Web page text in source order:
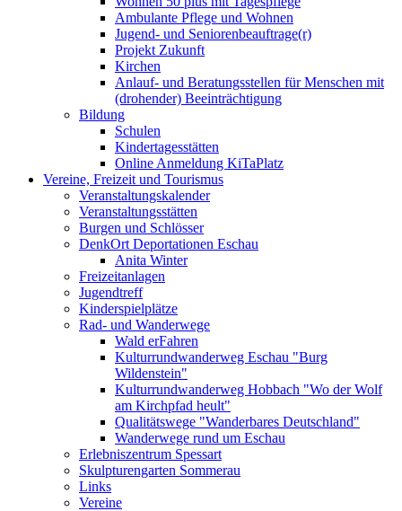
Ambulante Pflege und Wohnen
Jugend- und Seniorenbeauftrage(r)
Projekt Zukunft
Kirchen
Anlauf- und Beratungsstellen für Menschen mit
(drohender) Beeinträchtigung
Bildung
Schulen
Kindertagesstätten
Online Anmeldung KiTaPlatz
Vereine, Freizeit und Tourismus
Veranstaltungskalender
Veranstaltungsstätten
Burgen und Schlösser
DenkOrt Deportationen Eschau
Anita Winter
Freizeitanlagen
Jugendtreff
Kinderspielplätze
Rad- und Wanderwege
Wald erFahren
Kulturrundwanderweg Eschau "Burg
Wildenstein"
Kulturrundwanderweg Hobbach "Wo der Wolf
am Kirchpfad heult"
Qualitätswege "Wanderbares Deutschland"
Wanderwege rund um Eschau
Erlebniszentrum Spessart
Skulpturengarten Sommerau
Links
Vereine